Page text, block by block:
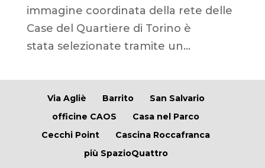
immagine coordinata della rete delle
Case del Quartiere di Torino è
stata selezionate tramite un...
Via Agliè Barrito
San Salvario
officine CAOS
Casa nel Parco
Cecchi Point
Cascina Roccafranca
più SpazioQuattro